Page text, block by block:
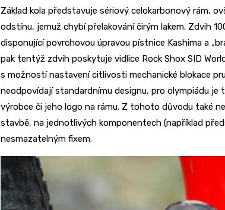
Základ kola představuje sériový celokarbonový rám,
odstínu, jemuž chybí přelakování čirým lakem. Zdvih
disponující povrchovou úpravou pístnice Kashima a
pak tentýž zdvih poskytuje vidlice Rock Shox SID
s možností nastavení citlivosti mechanické blokace
neodpovídají standardnímu designu, pro olympiádu
výrobce či jeho logo na rámu. Z tohoto důvodu také
stavbě, na jednotlivých komponentech (například
nesmazatelným fixem.